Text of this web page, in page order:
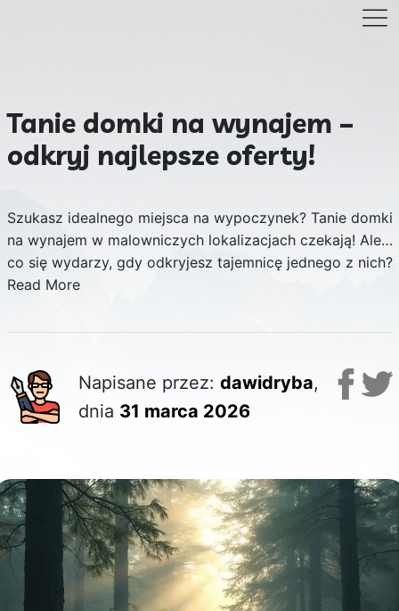
Tanie domki na wynajem –
odkryj najlepsze oferty!
Szukasz idealnego miejsca na wypoczynek? Tanie domki
na wynajem w malowniczych lokalizacjach czekają! Ale…
co się wydarzy, gdy odkryjesz tajemnicę jednego z nich?
Read More
Napisane przez: dawidryba,
dnia 31 marca 2026